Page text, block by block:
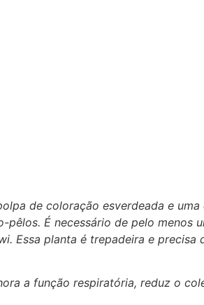
de coloração esverdeada e uma
É necessário de pelo menos
Essa planta é trepadeira e precisa
a função respiratória, reduz o